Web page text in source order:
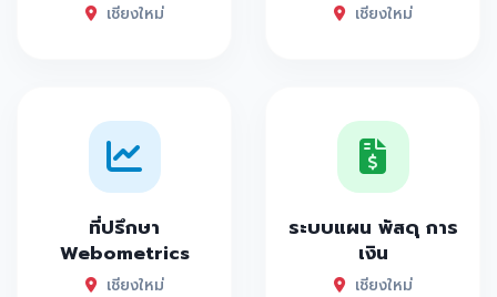
เชียงใหม่ เชียงใหม่
ที่ปรึกษา
Webometrics
เชียงใหม่
ระบบแผน พัสดุ การ
เงิน
เชียงใหม่